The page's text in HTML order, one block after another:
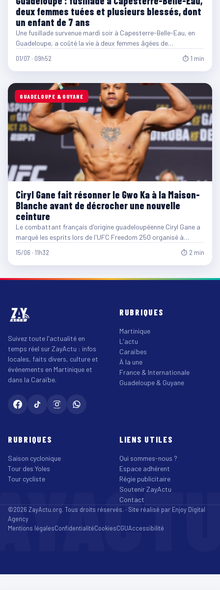
deux femmes tuées et plusieurs blessés, dont
un enfant de 7 ans
Une fusillade survenue mardi soir à Capesterre-Belle-Eau, en
Guadeloupe, a coûté la vie à deux femmes âgées de…
01/07 · 09h52 ⏱ 1 min
GUADELOUPE & GUYANE
Ciryl Gane fait résonner le Gwo Ka à la Maison-
Blanche avant de décrocher une nouvelle
ceinture
Le combattant français d'origine guadeloupéenne Ciryl Gane a
marqué les esprits lors de l'UFC Freedom 250 organisé à…
15/06 · 11h32 ⏱ 2 min
Suivez toute l'actualité en
temps réel sur ZayActu : infos
locales, faits divers, culture et
événements en Martinique et
dans la Caraïbe.
RUBRIQUES
Martinique
L'actu
Caraïbes
À la une
France & Internationale
Guadeloupe & Guyane
RUBRIQUES
Saison cyclonique
Tour des Yoles
Tour cycliste
LIENS UTILES
Qui sommes-nous ?
Espace adhérent
Régie publicitaire
Soutenir ZayActu
Contact
©2026 ZayActu.org. Tous droits réservés. · Site réalisé par Enjoy Digital
Agency
Mentions légalesConfidentialitéCookiesCGUAccessibilité